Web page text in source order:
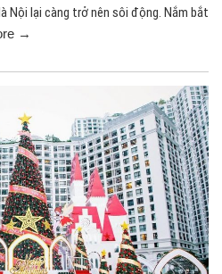
Nội lại càng trở nên sôi động. Nắm bắt
→